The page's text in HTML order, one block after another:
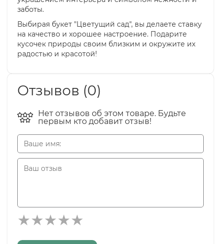
заботы.
Выбирая букет "Цветущий сад", вы делаете ставку
на качество и хорошее настроение. Подарите
кусочек природы своим близким и окружите их
радостью и красотой!
Отзывов (0)
Нет отзывов об этом товаре. Будьте
первым кто добавит отзыв!